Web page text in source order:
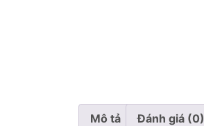
Mô tả Đánh giá (0)